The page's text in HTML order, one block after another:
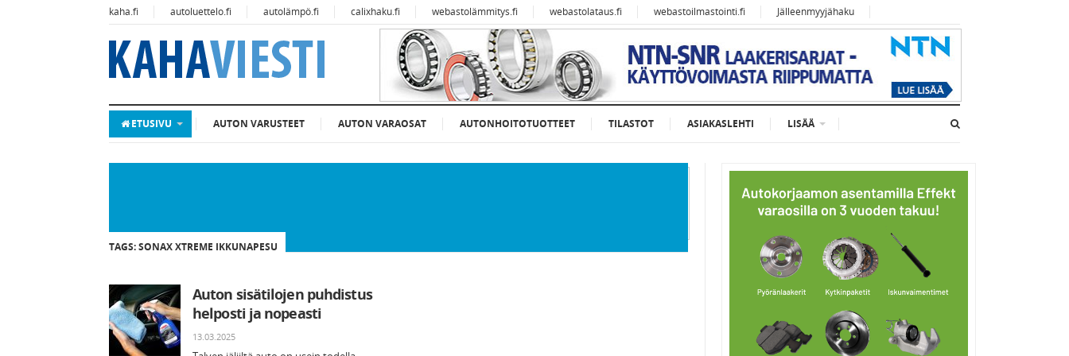
kaha.fi autoluettelo.fi autolämpö.fi calixhaku.fi webastolämmitys.fi webastolataus.fi webastoilmastointi.fi Jälleenmyyjähaku
ETUSIVU AUTON VARUSTEET AUTON VARAOSAT AUTONHOITOTUOTTEET TILASTOT ASIAKASLEHTI LISÄÄ
TAGS: SONAX XTREME IKKUNAPESU
Auton sisätilojen puhdistus
helposti ja nopeasti
13.03.2025